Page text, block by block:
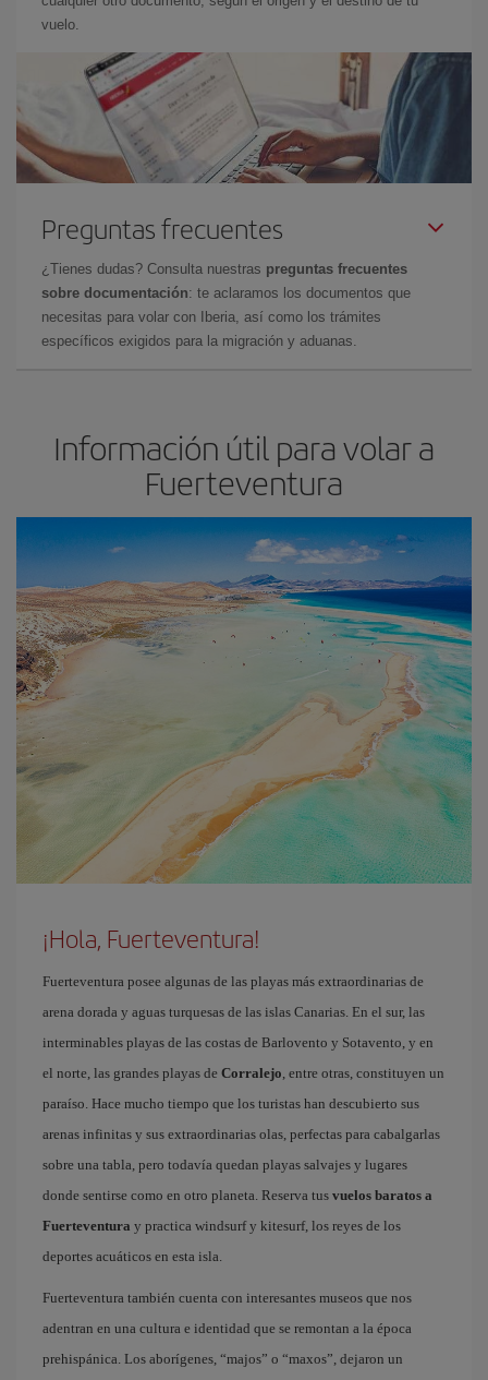
vuelo.
Preguntas frecuentes
¿Tienes dudas? Consulta nuestras preguntas frecuentes
sobre documentación: te aclaramos los documentos que
necesitas para volar con Iberia, así como los trámites
específicos exigidos para la migración y aduanas.
Información útil para volar a
Fuerteventura
¡Hola, Fuerteventura!
Fuerteventura posee algunas de las playas más extraordinarias de
arena dorada y aguas turquesas de las islas Canarias. En el sur, las
interminables playas de las costas de Barlovento y Sotavento, y en
el norte, las grandes playas de Corralejo, entre otras, constituyen un
paraíso. Hace mucho tiempo que los turistas han descubierto sus
arenas infinitas y sus extraordinarias olas, perfectas para cabalgarlas
sobre una tabla, pero todavía quedan playas salvajes y lugares
donde sentirse como en otro planeta. Reserva tus vuelos baratos a
Fuerteventura y practica windsurf y kitesurf, los reyes de los
deportes acuáticos en esta isla.
Fuerteventura también cuenta con interesantes museos que nos
adentran en una cultura e identidad que se remontan a la época
prehispánica. Los aborígenes, “majos” o “maxos”, dejaron un